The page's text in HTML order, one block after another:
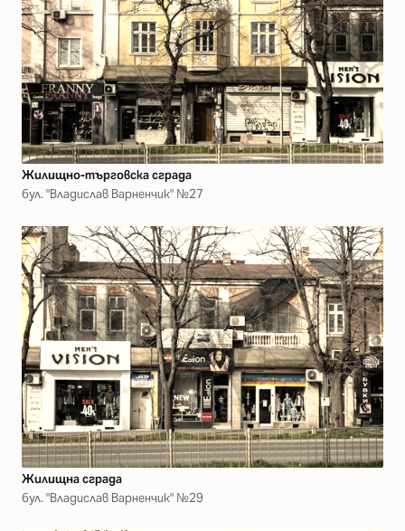
Жилищно-търговска сграда
бул. "Владислав Варненчик" №27
Жилищна сграда
бул. "Владислав Варненчик" №29